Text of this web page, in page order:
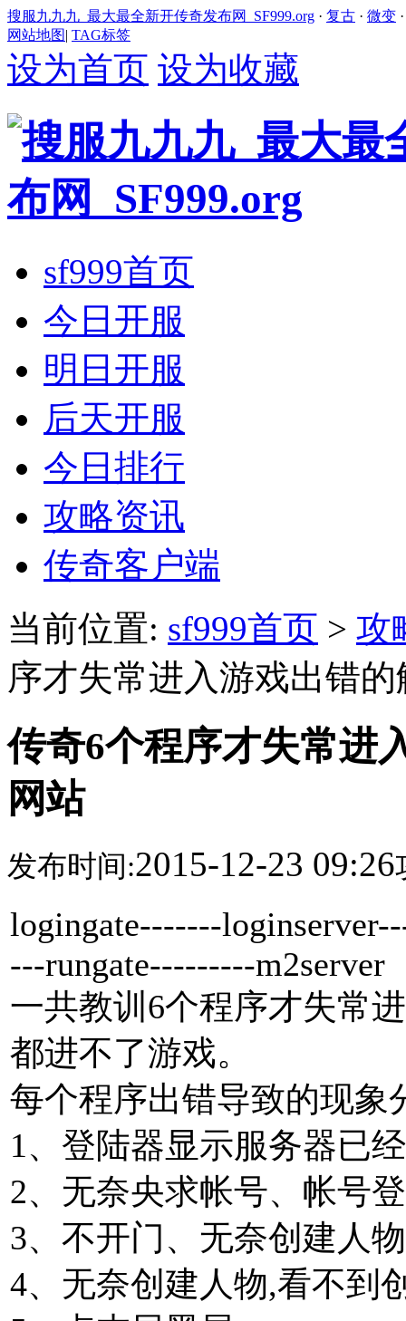
搜服九九九_最大最全新开传奇发布网_SF999.org · 复古 · 微变
网站地图| TAG标签
设为首页 设为收藏
sf999首页
今日开服
明日开服
后天开服
今日排行
攻略资讯
传奇客户端
当前位置: sf999首页 > 攻
序才失常进入游戏出错
传奇6个程序才失常进
网站
发布时间:2015-12-23 09:26
logingate-------
---rungate---------m2server
一共教训6个程序才失常
都进不了游戏。
每个程序出错导致的现象
1、登陆器显示服务器已
2、无奈央求帐号、帐号
3、不开门、无奈创建人
4、无奈创建人物,看不到